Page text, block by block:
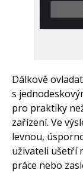
Dálkově
s
pro praktiky
zařízení. Ve
levnou,
uživateli ušetří
práce nebo